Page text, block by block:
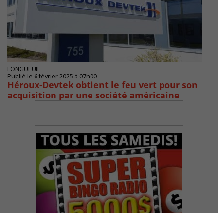
LONGUEUIL
Publié le 6 février 2025 à 07h00
Héroux-Devtek obtient le feu vert pour son
acquisition par une société américaine